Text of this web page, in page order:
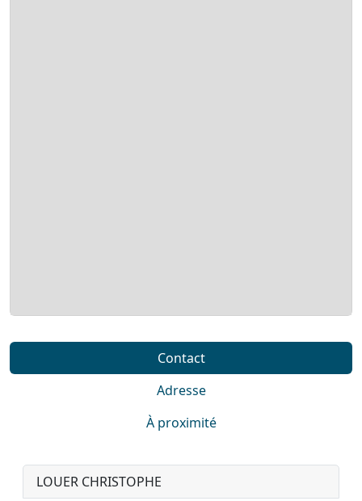
Contact
Adresse
À proximité
LOUER CHRISTOPHE